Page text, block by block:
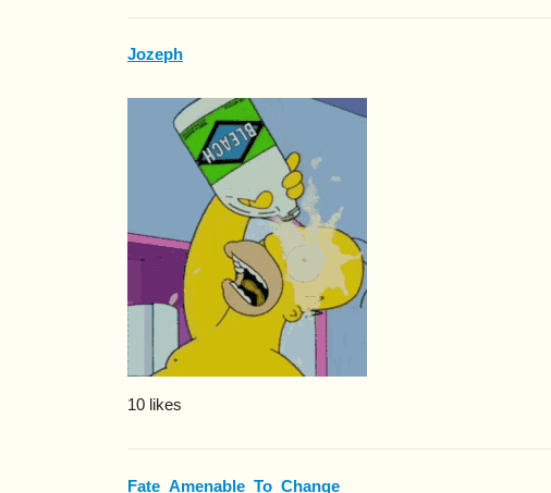
Jozeph
10 likes
Fate_Amenable_To_Change